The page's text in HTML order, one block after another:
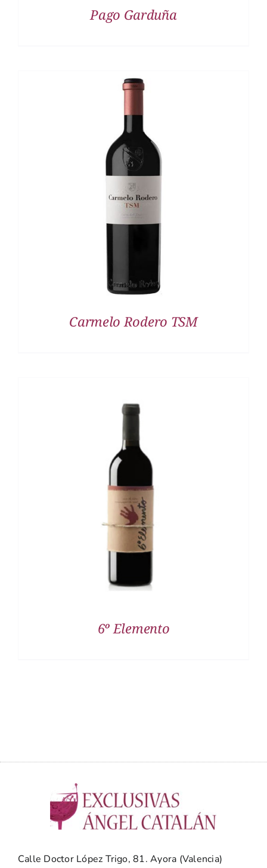
Pago Garduña
DETALLES
Carmelo Rodero TSM
DETALLES
6º Elemento
Calle Doctor López Trigo, 81. Ayora (Valencia)